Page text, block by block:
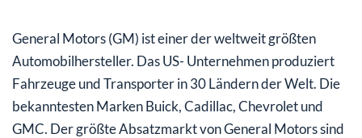
GM: Analysten sehen Kurspotenzial von bis 107%
General Motors (GM) ist einer der weltweit größten
Automobilhersteller. Das US- Unternehmen produziert
Fahrzeuge und Transporter in 30 Ländern der Welt. Die
bekanntesten Marken Buick, Cadillac, Chevrolet und
GMC. Der größte Absatzmarkt von General Motors sind